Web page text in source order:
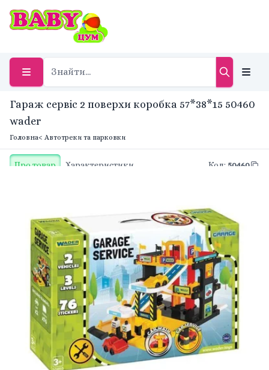
Гараж сервіс 2 поверхи коробка 57*38*15 50460
wader
Головна< Автотреки та парковки
Про товар Характеристики Код: 50460